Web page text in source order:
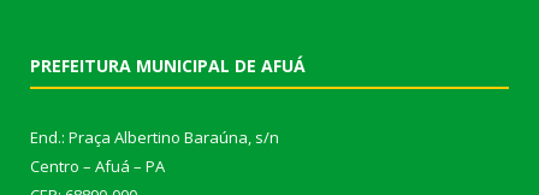
PREFEITURA MUNICIPAL DE AFUÁ
End.: Praça Albertino Baraúna, s/n
Centro – Afuá – PA